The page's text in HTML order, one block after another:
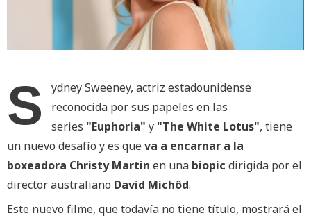
S
ydney Sweeney, actriz estadounidense
reconocida por sus papeles en las
series "Euphoria" y "The White Lotus", tiene
un nuevo desafío y es queva a encarnar a la
boxeadora Christy Martin en una biopic dirigida por el
director australiano David Michôd.
Este nuevo filme, que todavía no tiene título, mostrará el